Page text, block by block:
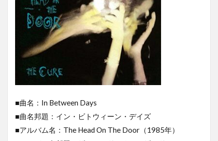
■曲名：In Between Days
■曲名邦題：イン・ビトウィーン・デイズ
■アルバム名：The Head On The Door（1985年）